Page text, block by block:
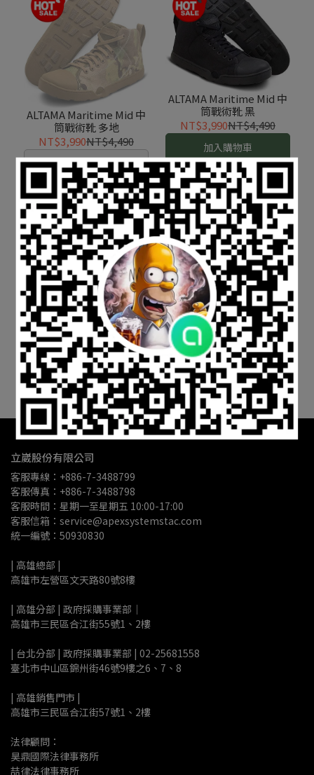
ALTAMA Maritime Mid 中
筒戰術靴 多地
NT$3,990NT$4,490
已售完
ALTAMA Maritime Mid 中
筒戰術靴 黑
NT$3,990NT$4,490
加入購物車
ALTAMA Maritime Mid 中
筒戰術靴 黑多地
NT$3,990 NT$4,490
已售完
ALTAMA Raptor 8" 戰術安
全靴
NT$4,990
已售完
立崴股份有限公司
客服專線：+886-7-3488799
客服傳真：+886-7-3488798
客服時間：星期一至星期五 10:00-17:00
客服信箱：service@apexsystemstac.com
統一編號：50930830
| 高雄總部 |
高雄市左營區文天路80號8樓
| 高雄分部 | 政府採購事業部｜
高雄市三民區合江街55號1、2樓
| 台北分部 | 政府採購事業部 | 02-25681558
臺北市中山區錦州街46號9樓之6、7、8
| 高雄銷售門市 |
高雄市三民區合江街57號1、2樓
法律顧問：
昊鼎國際法律事務所
喆律法律事務所